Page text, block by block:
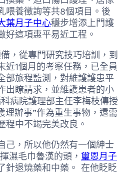
喂養徵詢等共8個項目。後
葉月子中心穩步增添上門護
好這項惠平易近工程。
，從專門研究技巧培訓，到
近1個月的考察任務，已全員
部旅程監測，對維護護患平
出瞭請求，並維護患者的小
病院護理部主任李梅枝傳授
辦事”作為重生事物，還需
程中不竭完美改良。
己，所以他仍然有一個紳士
濕毛巾魯漢的頭， 璽恩月子
針退燒藥和中藥。 在他眨眨